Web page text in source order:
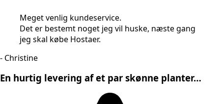
Meget venlig kundeservice.
Det er bestemt noget jeg vil huske, næste gang
jeg skal købe Hostaer.
- Christine
En hurtig levering af et par skønne planter…